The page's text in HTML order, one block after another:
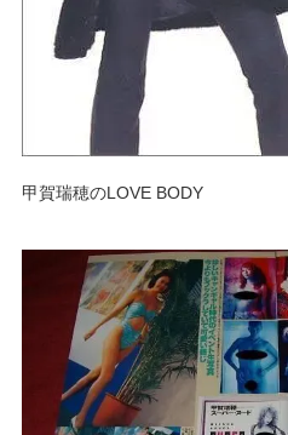
甲賀瑞穂のLOVE BODY